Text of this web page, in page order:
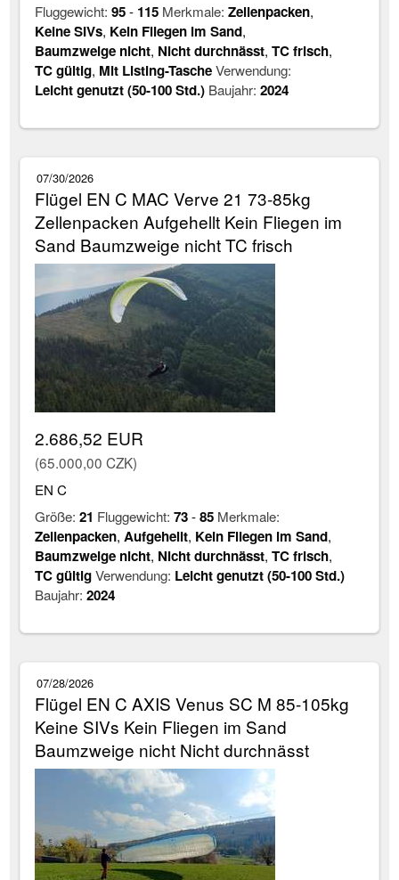
Fluggewicht:95- 115 Merkmale:Zellenpacken,
Keine SIVs, Kein Fliegen im Sand,
Baumzweige nicht, Nicht durchnässt,TC frisch,
TC gültig, Mit Listing-TascheVerwendung:
Leicht genutzt (50-100 Std.) Baujahr:2024
07/30/2026
Flügel EN C MAC Verve 21 73-85kg
Zellenpacken Aufgehellt Kein Fliegen im
Sand Baumzweige nicht TC frisch
2.686,52 EUR
(65.000,00 CZK)
EN C
Größe:21 Fluggewicht:73-85 Merkmale:
Zellenpacken, Aufgehellt, Kein Fliegen im Sand,
Baumzweige nicht, Nicht durchnässt,TC frisch,
TC gültigVerwendung: Leicht genutzt (50-100 Std.)
Baujahr:2024
07/28/2026
Flügel EN C AXIS Venus SC M 85-105kg
Keine SIVs Kein Fliegen im Sand
Baumzweige nicht Nicht durchnässt